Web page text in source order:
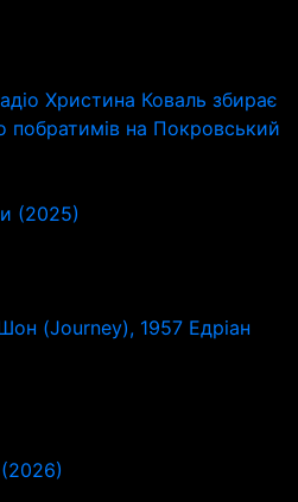
Христина Коваль збирає
побратимів на Покровський
(2025)
(Journey), 1957 Едріан